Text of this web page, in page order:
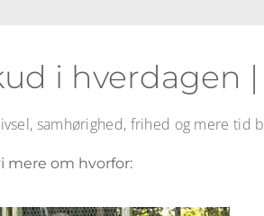
i hverdagen
samhørighed, frihed og mere tid
mere om hvorfor: